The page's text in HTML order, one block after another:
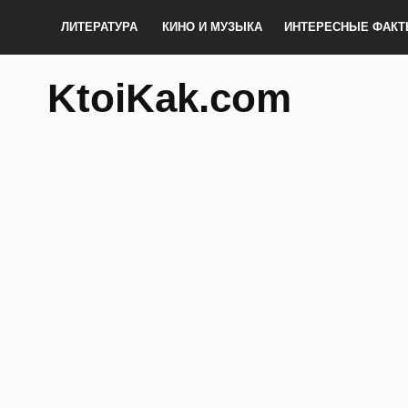
ЛИТЕРАТУРА КИНО И МУЗЫКА ИНТЕРЕСНЫЕ
KtoiKak.com